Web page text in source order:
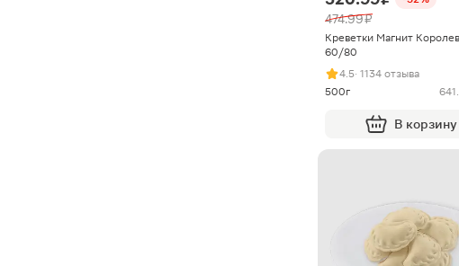
474.99 ₽
Креветки Магнит
60/80
4.5· 1134 отзыва
500г
В корзину